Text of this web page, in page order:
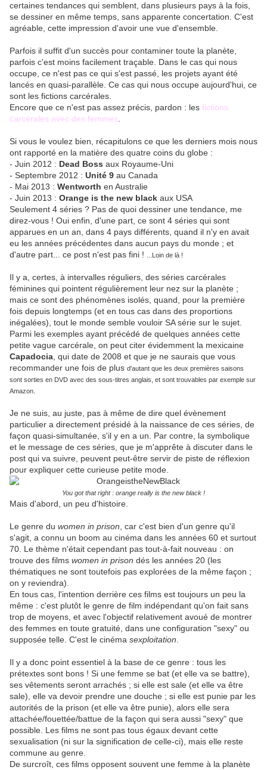
certaines tendances qui semblent, dans plusieurs pays à la fois,
se dessiner en même temps, sans apparente concertation. C'est
agréable, cette impression d'avoir une vue d'ensemble.
Parfois il suffit d'un succès pour contaminer toute la planète,
parfois c'est moins facilement traçable. Dans le cas qui nous
occupe, ce n'est pas ce qui s'est passé, les projets ayant été
lancés en quasi-parallèle. Ce cas qui nous occupe aujourd'hui, ce
sont les fictions carcérales.
Encore que ce n'est pas assez précis, pardon : les fictions
carcérales avec des femmes
Si vous le voulez bien, récapitulons ce que les derniers mois nous
ont rapporté en la matière des quatre coins du globe :
- Juin 2012 : Dead Boss aux Royaume-Uni
- Septembre 2012 : Unité 9 au Canada
- Mai 2013 : Wentworth en Australie
- Juin 2013 : Orange is the new black aux USA
Seulement 4 séries ? Pas de quoi dessiner une tendance, me
direz-vous ! Oui enfin, d'une part, ce sont 4 séries qui sont
apparues en un an, dans 4 pays différents, quand il n'y en avait
eu les années précédentes dans aucun pays du monde ; et
d'autre part... ce post n'est pas fini !
...Loin de là !
Il y a, certes, à intervalles réguliers, des séries carcérales
féminines qui pointent régulièrement leur nez sur la planète ;
mais ce sont des phénomènes isolés, quand, pour la première
fois depuis longtemps (et en tous cas dans des proportions
inégalées), tout le monde semble vouloir SA série sur le sujet.
Parmi les exemples ayant précédé de quelques années cette
petite vague carcérale, on peut citer évidemment la mexicaine
Capadocia , qui date de 2008 et que je ne saurais que vous
recommander une fois de plus d'autant que les deux premières saisons
sont sorties en DVD avec des sous-titres anglais, et sont trouvables par exemple sur
Amazon
Je ne suis, au juste, pas à même de dire quel évènement
particulier a directement présidé à la naissance de ces séries, de
façon quasi-simultanée, s'il y en a un. Par contre, la symbolique
et le message de ces séries, que je m'apprête à discuter dans le
post qui va suivre, peuvent peut-être servir de piste de réflexion
pour expliquer cette curieuse petite mode.
You got that right : orange really is the new black !
Mais d'abord, un peu d'histoire.
Le genre du women in prison , car c'est bien d'un genre qu'il
s'agit, a connu un boom au cinéma dans les années 60 et surtout
70. Le thème n'était cependant pas tout-à-fait nouveau : on
trouve des films women in prison dés les années 20 (les
thématiques ne sont toutefois pas explorées de la même façon ;
on y reviendra).
En tous cas, l'intention derrière ces films est toujours un peu la
même : c'est plutôt le genre de film indépendant qu'on fait sans
trop de moyens, et avec l'objectif relativement avoué de montrer
des femmes en toute gratuité, dans une configuration "sexy" ou
supposée telle. C'est le cinéma sexploitation
Il y a donc point essentiel à la base de ce genre : tous les
prétextes sont bons ! Si une femme se bat (et elle va se battre),
ses vêtements seront arrachés ; si elle est sale (et elle va être
sale), elle va devoir prendre une douche ; si elle est punie par les
autorités de la prison (et elle va être punie), alors elle sera
attachée/fouettée/battue de la façon qui sera aussi "sexy" que
possible. Les films ne sont pas tous égaux devant cette
sexualisation (ni sur la signification de celle-ci), mais elle reste
commune au genre.
De surcroît, ces films opposent souvent une femme à la planète